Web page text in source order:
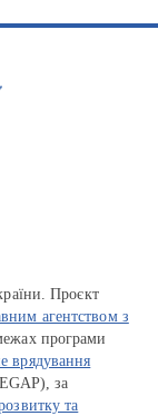
Проєкт
агентством з
програми
врядування
за
та